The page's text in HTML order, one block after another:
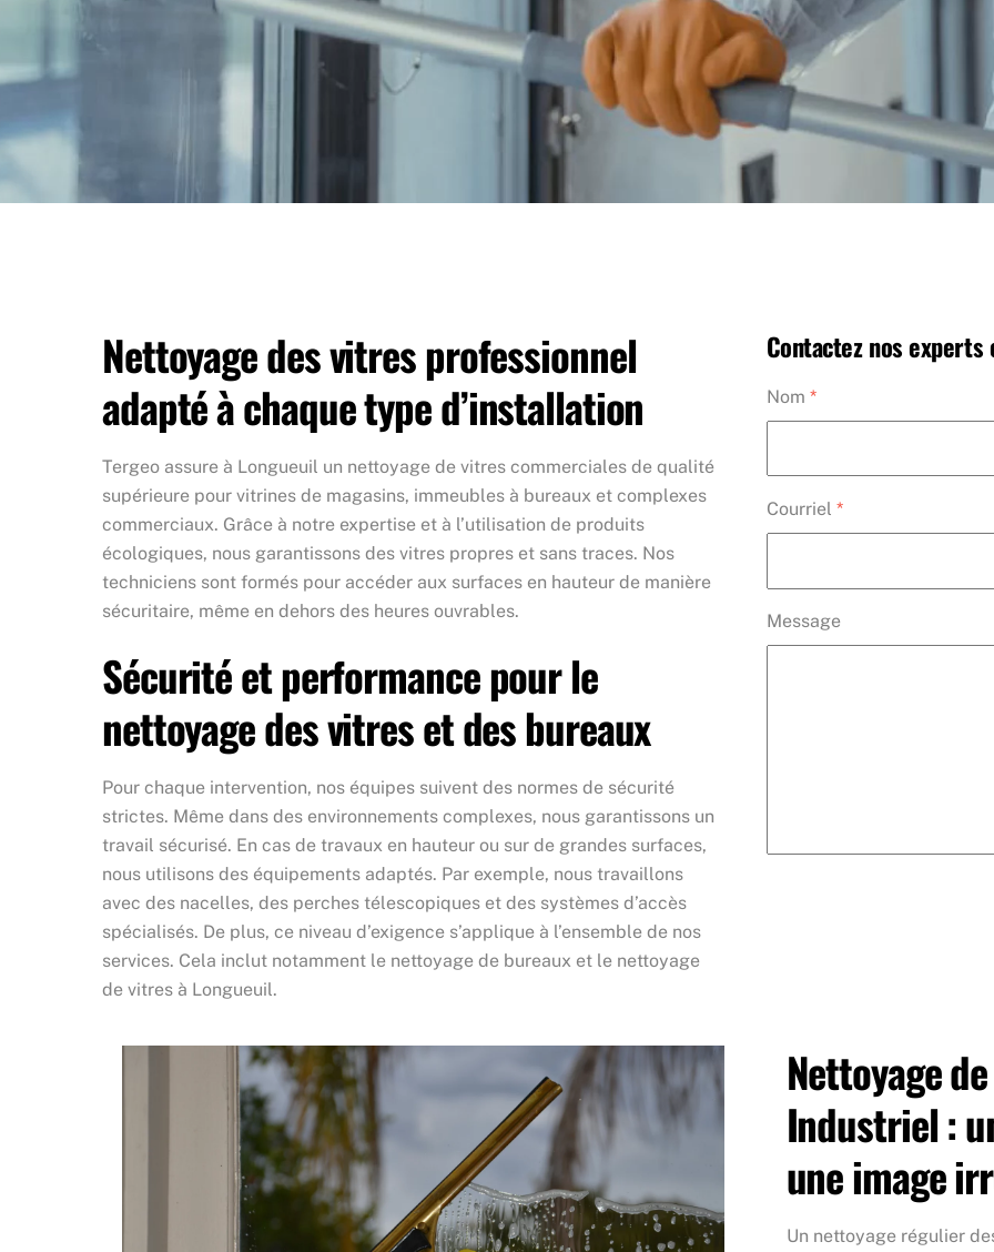
Nettoyage des vitres professionnel
adapté à chaque type d’installation
Tergeo assure à Longueuil un nettoyage de vitres commerciales de qualité
supérieure pour vitrines de magasins, immeubles à bureaux et complexes
commerciaux. Grâce à notre expertise et à l’utilisation de produits
écologiques, nous garantissons des vitres propres et sans traces. Nos
techniciens sont formés pour accéder aux surfaces en hauteur de manière
sécuritaire, même en dehors des heures ouvrables.
Sécurité et performance pour le
nettoyagedes vitres et des bureaux
Pour chaque intervention, nos équipes suivent des normes de sécurité
strictes. Même dans des environnements complexes, nous garantissons un
travail sécurisé. En cas de travaux en hauteur ou sur de grandes surfaces,
nous utilisons des équipements adaptés. Par exemple, nous travaillons
avec des nacelles, des perches télescopiques et des systèmes d’accès
spécialisés. De plus, ce niveau d’exigence s’applique à l’ensemble de nos
services. Cela inclut notamment le nettoyage de bureaux et le nettoyage
de vitres à Longueuil.
Contactez nos experts
Nom *
Courriel *
Message
Nettoyage
Industriel :
une image
Un nettoyage régulier